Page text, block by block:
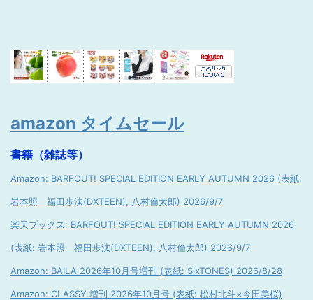
amazon タイムセール
書籍（雑誌等）
Amazon: BARFOUT! SPECIAL EDITION EARLY AUTUMN 2026 (表紙:
岩本照 福田歩汰(DXTEEN), 八村倫太郎) 2026/9/7
楽天ブックス: BARFOUT! SPECIAL EDITION EARLY AUTUMN 2026
(表紙: 岩本照 福田歩汰(DXTEEN), 八村倫太郎) 2026/9/7
Amazon: BAILA 2026年10月号増刊 (表紙: SixTONES) 2026/8/28
Amazon: CLASSY.増刊 2026年10月号 (表紙: 松村北斗×今田美桜)